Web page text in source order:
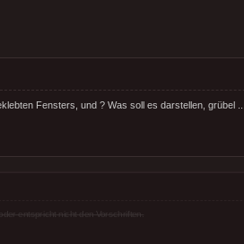
Fensters, und ? Was soll es darstellen, grübel ....
entspricht nicht den Vorschriften.